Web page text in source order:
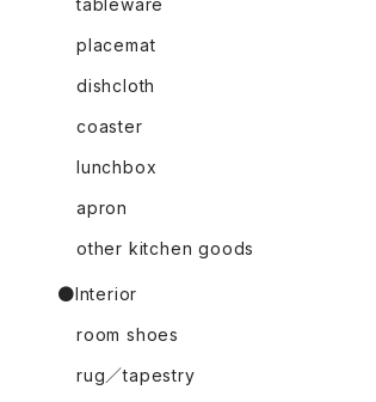
tableware
placemat
dishcloth
coaster
lunchbox
apron
other kitchen goods
●Interior
room shoes
rug／tapestry